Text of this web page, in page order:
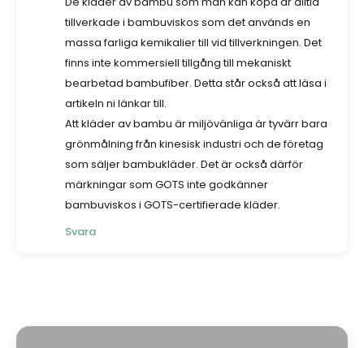
tillverkade i bambuviskos som det används en
massa farliga kemikalier till vid tillverkningen. Det
finns inte kommersiell tillgång till mekaniskt
bearbetad bambufiber. Detta står också att läsa i
artikeln ni länkar till.
Att kläder av bambu är miljövänliga är tyvärr bara
grönmålning från kinesisk industri och de företag
som säljer bambukläder. Det är också därför
märkningar som GOTS inte godkänner
bambuviskos i GOTS-certifierade kläder.
Svara